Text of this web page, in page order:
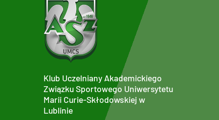
Klub Uczelniany Akademickiego
Związku Sportowego Uniwersytetu
Marii Curie-Skłodowskiej w
Lublinie